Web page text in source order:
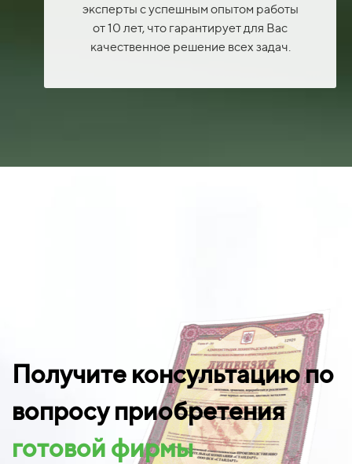
эксперты с успешным опытом работы
от 10 лет, что гарантирует для Вас
качественное решение всех задач.
Получите консультацию по
вопросу приобретения
готовой фирмы